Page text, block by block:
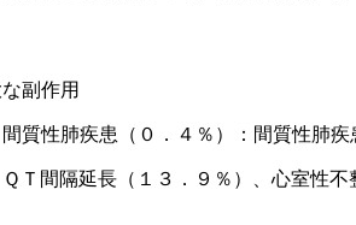
副作用
質性肺疾患（０．４％）：間質性肺疾
Ｔ間隔延長（１３．９％）、心室性